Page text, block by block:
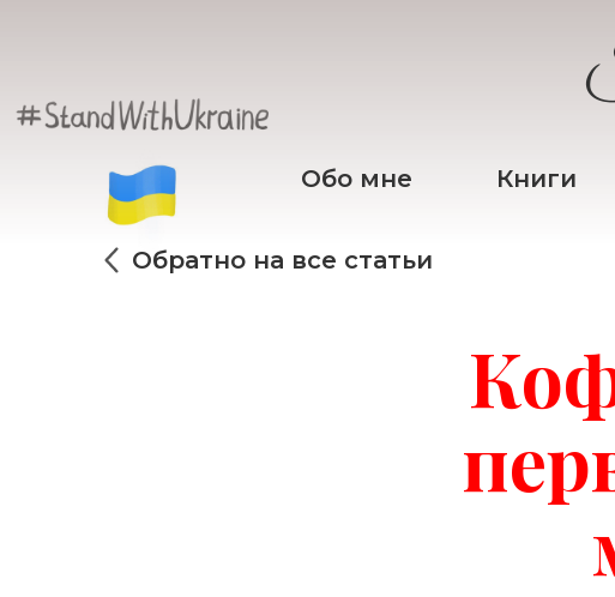
Обо мне Книги
Обратно на все статьи